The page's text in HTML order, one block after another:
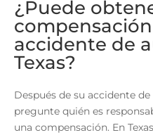
¿Puede
accidente de
Texas?
Después de su accidente
pregunte quién es
una compensación. En